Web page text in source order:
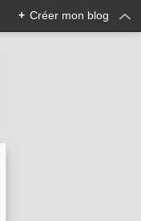
+ Créer mon blog